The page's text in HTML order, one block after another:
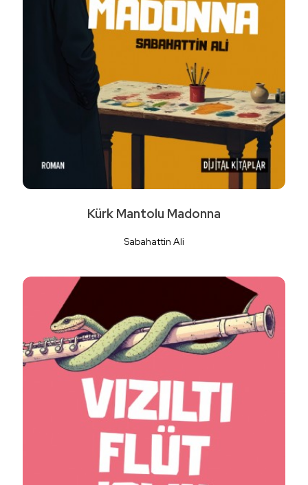
Detaylı İncele
Kürk Mantolu Madonna
Sabahattin Ali